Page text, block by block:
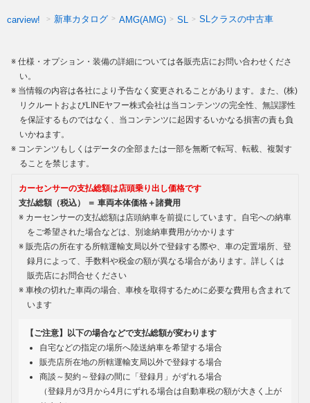
carview! 新車カタログ AMG(AMG) SL SLクラスの中古車
仕様・オプション・装備の詳細については各販売店にお問い合わせくださ
い。
当情報の内容は各社により予告なく変更されることがあります。また、(株)
リクルートおよびLINEヤフー株式会社は当コンテンツの完全性、無誤謬性
を保証するものではなく、当コンテンツに起因するいかなる損害の責も負
いかねます。
コンテンツもしくはデータの全部または一部を無断で転写、転載、複製す
ることを禁じます。
カーセンサーの支払総額は店頭乗り出し価格です
支払総額（税込） ＝ 車両本体価格＋諸費用
カーセンサーの支払総額は店頭納車を前提にしています。自宅への納車
をご希望された場合などは、別途納車費用がかかります
販売店の所在する所轄運輸支局以外で登録する際や、車の定置場所、登
録月によって、手数料や税金の額が異なる場合があります。詳しくは
販売店にお問合せください
車検の切れた車両の場合、車検を取得するために必要な費用も含まれて
います
【ご注意】以下の場合などで支払総額が変わります
自宅などの指定の場所へ陸送納車を希望する場合
販売店所在地の所轄運輸支局以外で登録する場合
商談～契約～登録の間に「登録月」がずれる場合
（登録月が3月から4月にずれる場合は自動車税の額が大きく上が